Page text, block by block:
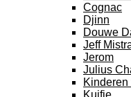
Cognac
Djinn
Douwe
Jeff
Jerom
Julius
Kuifje